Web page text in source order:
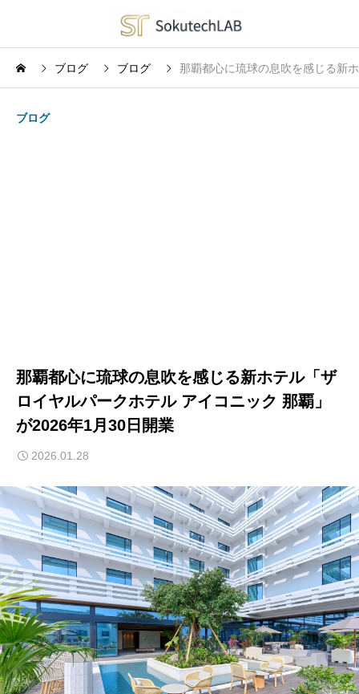
ブログ ブログ 那覇都心に琉球の息吹を感じる新
ブログ
那覇都心に琉球の息吹を感じる新ホテル「ザ
ロイヤルパークホテル アイコニック 那覇」
が2026年1月30日開業
2026.01.28